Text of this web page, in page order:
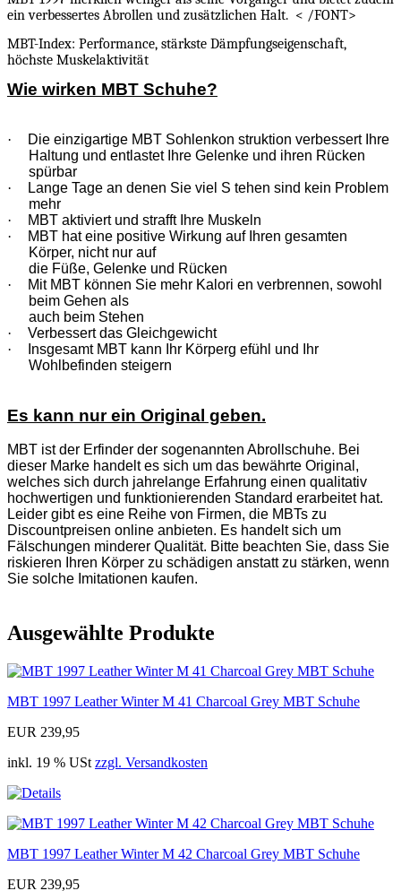
ein verbessertes Abrollen und zusätzlichen Halt. < /FONT>
MBT-Index: Performance, stärkste Dämpfungseigenschaft,
höchste Muskelaktivität
Wie wirken MBT Schuhe?
·
Die einzigartige MBT Sohlenkon struktion verbessert Ihre
Haltung und entlastet Ihre Gelenke und ihren Rücken
spürbar
·
Lange Tage an denen Sie viel S tehen sind kein Problem
mehr
·
MBT aktiviert und strafft Ihre Muskeln
·
MBT hat eine positive Wirkung auf Ihren gesamten
Körper, nicht nur auf
die Füße, Gelenke und Rücken
·
Mit MBT können Sie mehr Kalori en verbrennen, sowohl
beim Gehen als
auch beim Stehen
·
Verbessert das Gleichgewicht
·
Insgesamt MBT kann Ihr Körperg efühl und Ihr
Wohlbefinden steigern
Es kann nur ein Original geben.
MBT ist der Erfinder der sogenannten Abrollschuhe. Bei
dieser Marke handelt es sich um das bewährte Original,
welches sich durch jahrelange Erfahrung einen qualitativ
hochwertigen und funktionierenden Standard erarbeitet hat.
Leider gibt es eine Reihe von Firmen, die MBTs zu
Discountpreisen online anbieten. Es handelt sich um
Fälschungen minderer Qualität. Bitte beachten Sie, dass Sie
riskieren Ihren Körper zu schädigen anstatt zu stärken, wenn
Sie solche Imitationen kaufen.
Ausgewählte Produkte
MBT 1997 Leather Winter M 41 Charcoal Grey MBT Schuhe
EUR 239,95
inkl. 19 % USt zzgl. Versandkosten
MBT 1997 Leather Winter M 42 Charcoal Grey MBT Schuhe
EUR 239,95